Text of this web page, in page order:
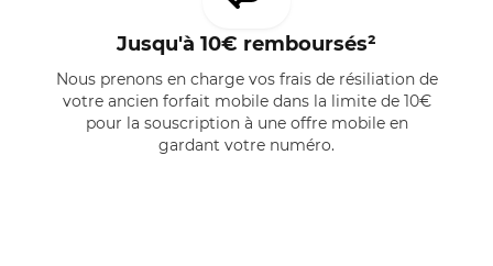
Jusqu'à 10€ remboursés²
Nous prenons en charge vos frais de résiliation de
votre ancien forfait mobile dans la limite de 10€
pour la souscription à une offre mobile en
gardant votre numéro.